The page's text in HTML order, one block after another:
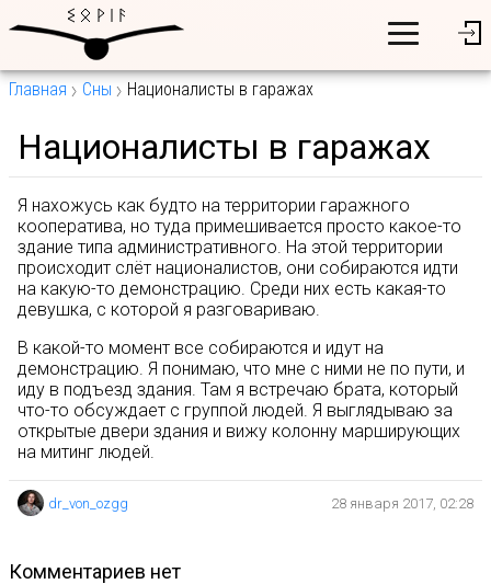
Главная Сны Националисты в гаражах
Националисты в гаражах
Я нахожусь как будто на территории гаражного
кооператива, но туда примешивается просто какое-то
здание типа административного. На этой территории
происходит слёт националистов, они собираются идти
на какую-то демонстрацию. Среди них есть какая-то
девушка, с которой я разговариваю.
В какой-то момент все собираются и идут на
демонстрацию. Я понимаю, что мне с ними не по пути, и
иду в подъезд здания. Там я встречаю брата, который
что-то обсуждает с группой людей. Я выглядываю за
открытые двери здания и вижу колонну марширующих
на митинг людей.
dr_von_ozgg 28 января 2017, 02:28
комментариев нет